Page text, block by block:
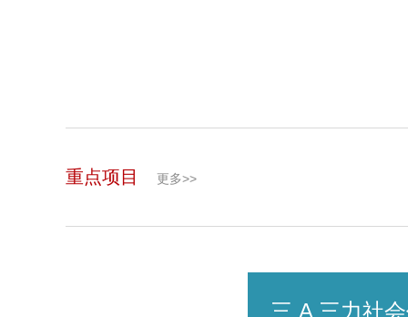
重点项目 更多>>
三 A 三力社